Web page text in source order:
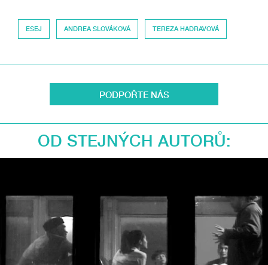
ESEJ ANDREA SLOVÁKOVÁ TEREZA HADRAVOVÁ
PODPOŘTE NÁS
OD STEJNÝCH AUTORŮ: